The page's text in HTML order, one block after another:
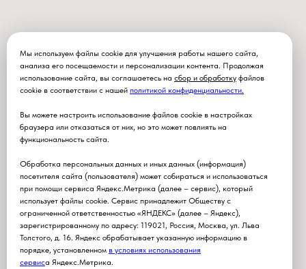
Мы используем файлы cookie для улучшения работы нашего сайта,
анализа его посещаемости и персонализации контента. Продолжая
использование сайта, вы соглашаетесь на сбор и обработку файлов
cookie в соответствии с нашей политикой конфиденциальности.
Вы можете настроить использование файлов cookie в настройках
браузера или отказаться от них, но это может повлиять на
функциональность сайта.
Обработка персональных данных и иных данных (информация)
посетителя сайта (пользователя) может собираться и использоваться
при помощи сервиса Яндекс.Метрика (далее – сервис), который
использует файлы cookie. Сервис принадлежит Обществу с
ограниченной ответственностью «ЯНДЕКС» (далее – Яндекс),
зарегистрированному по адресу: 119021, Россия, Москва, ул. Льва
Толстого, д. 16. Яндекс обрабатывает указанную информацию в
порядке, установленном в условиях использования
сервиса Яндекс.Метрика.